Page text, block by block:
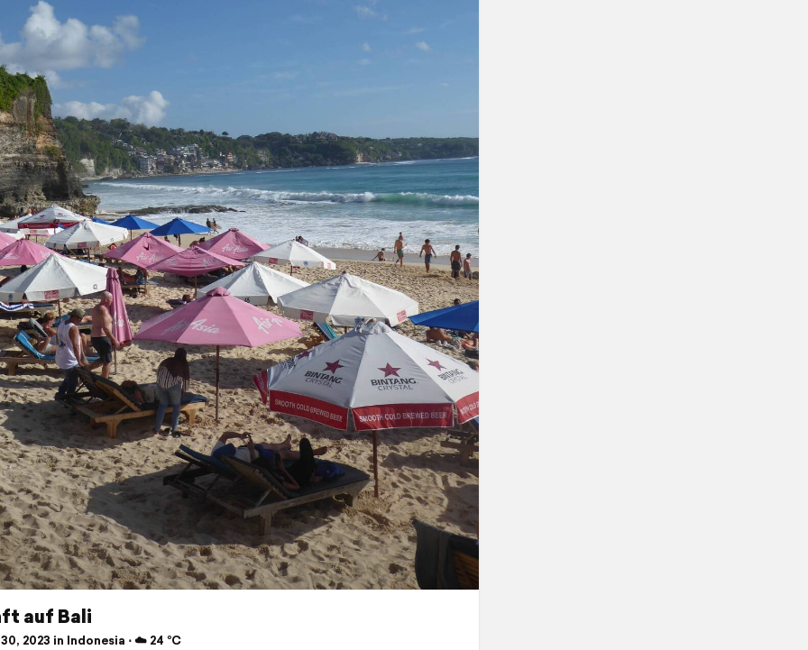
auf Bali
2023 in Indonesia ⋅ ☁️ 24 °C